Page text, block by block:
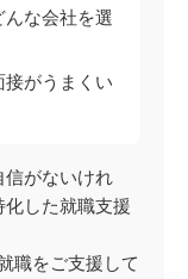
んな会社を選
接がうまくい
信がないけれ
した就職支援
職をご支援して